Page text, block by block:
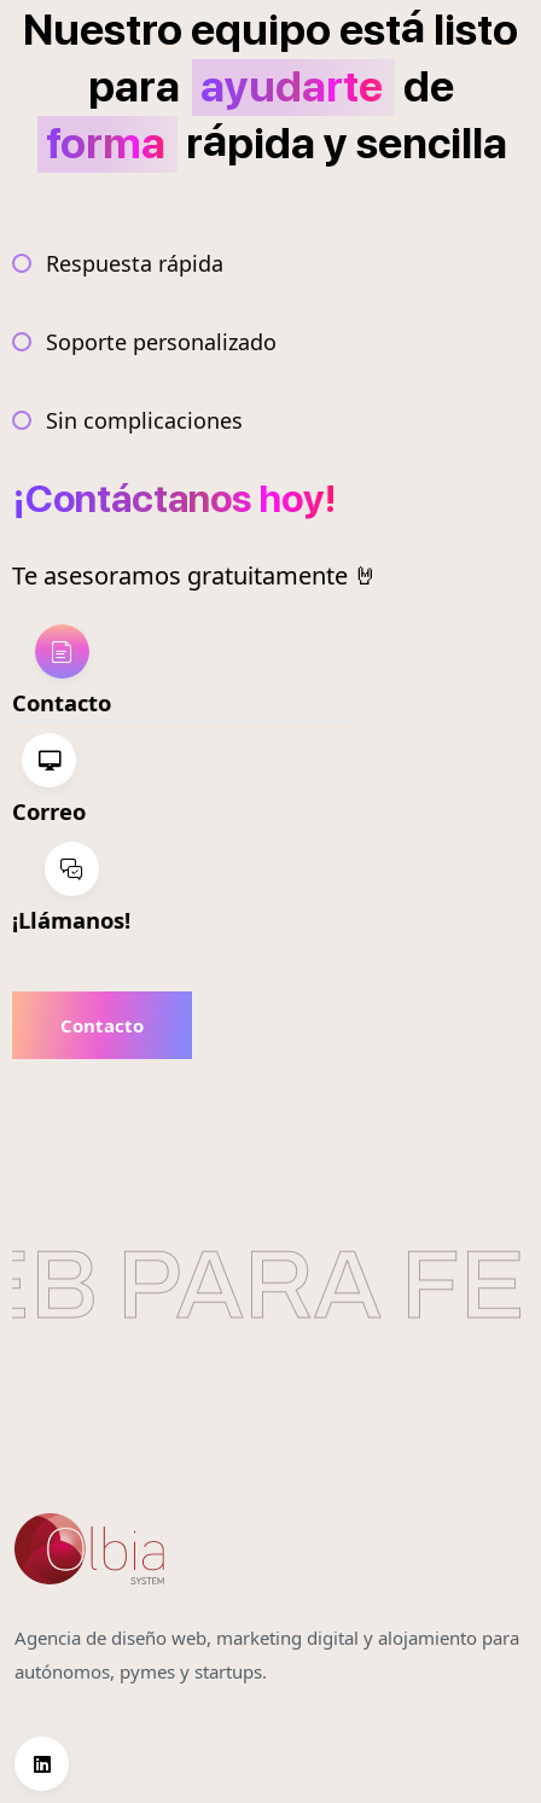
Nuestro equipo está listo
para ayudarte de
forma rápidaysencilla
Respuesta rápida
Soporte personalizado
Sin complicaciones
¡Contáctanos hoy!
Te asesoramos gratuitamente 🤘
Contacto
Correo
¡Llámanos!
Contacto
PARA
Agencia de diseño web, marketing digital y alojamiento para
autónomos, pymes y startups.